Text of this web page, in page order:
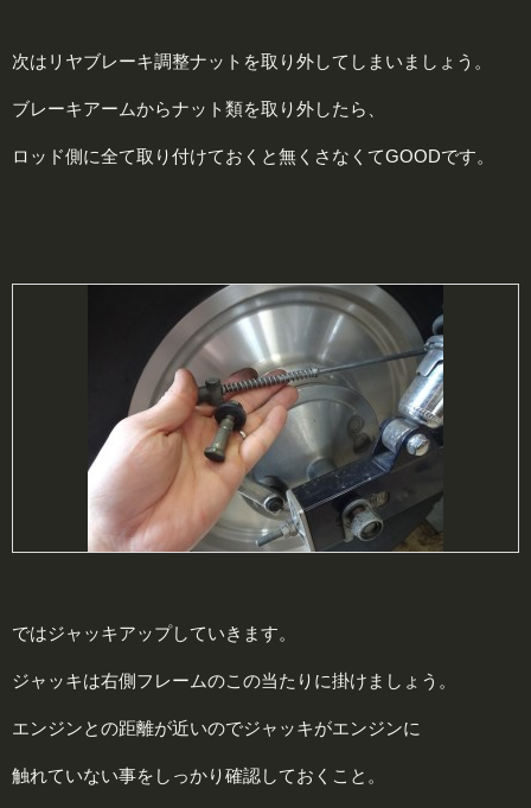
次はリヤブレーキ調整ナットを取り外してしまいましょう。
ブレーキアームからナット類を取り外したら、
ロッド側に全て取り付けておくと無くさなくてGOODです。
ではジャッキアップしていきます。
ジャッキは右側フレームのこの当たりに掛けましょう。
エンジンとの距離が近いのでジャッキがエンジンに
触れていない事をしっかり確認しておくこと。